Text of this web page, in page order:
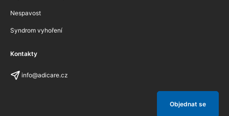
Nespavost
Syndrom vyhoření
Kontakty
info@adicare.cz
Objednat se